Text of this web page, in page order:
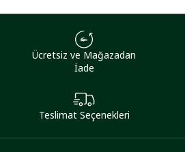
Ücretsiz ve Mağazadan
İade
Teslimat Seçenekleri